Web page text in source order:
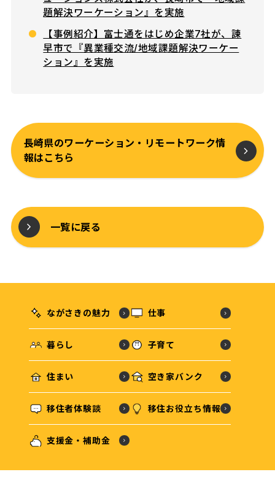
題解決ワーケーション』を実施
【事例紹介】富士通をはじめ企業7社が、諫
早市で『異業種交流/地域課題解決ワーケー
ション』を実施
長崎県のワーケーション・リモートワーク情
報はこちら
一覧に戻る
ながさきの魅力 仕事
暮らし 子育て
住まい 空き家バンク
移住者体験談 移住お役立ち情報
支援金・補助金